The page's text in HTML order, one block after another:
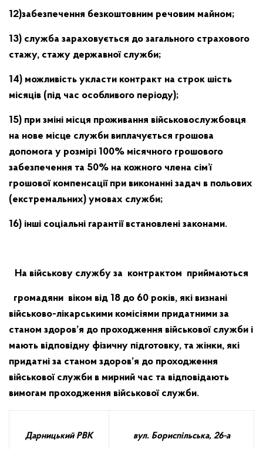
12)забезпечення безкоштовним речовим майном;
13) служба зараховується до загального страхового
стажу, стажу державної служби;
14) можливість укласти контракт на строк шість
місяців (під час особливого періоду);
15) при зміні місця проживання військовослужбовця
на нове місце служби виплачується грошова
допомога у розмірі 100% місячного грошового
забезпечення та 50% на кожного члена сім’ї
грошової компенсації при виконанні задач в польових
(екстремальних) умовах служби;
16) інші соціальні гарантії встановлені законами.
На військову службу за контрактом приймаються
громадяни віком від 18 до 60 років, які визнані
військово-лікарськими комісіями придатними за
станом здоров’я до проходження військової служби і
мають відповідну фізичну підготовку, та жінки, які
придатні за станом здоров’я до проходження
військової служби в мирний час та відповідають
вимогам проходження військової служби.
Дарницький РВК вул. Бориспільська, 26-а